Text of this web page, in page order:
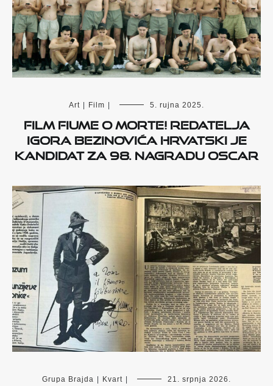
Art | Film | 5. rujna 2025.
Film Fiume o morte! redatelja
Igora Bezinovića hrvatski je
kandidat za 98. nagradu Oscar
Grupa Brajda | Kvart | 21. srpnja 2026.